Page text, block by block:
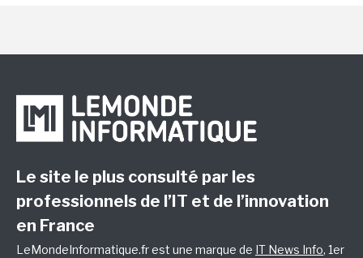
Le site le plus consulté par les
professionnels de l’IT et de l’innovation
en France
LeMondeInformatique.fr est une marque de IT News Info, 1er